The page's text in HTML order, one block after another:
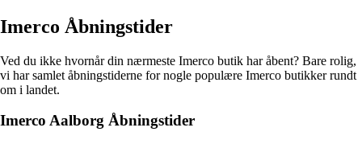
Imerco Åbningstider
Ved du ikke hvornår din nærmeste Imerco butik har åbent? Bare rolig,
vi har samlet åbningstiderne for nogle populære Imerco butikker rundt
om i landet.
Imerco Aalborg Åbningstider